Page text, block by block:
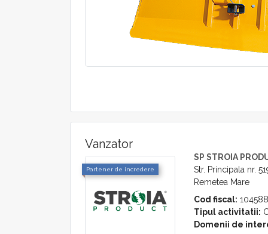
Vanzator
Partener de incredere
SP STROIA
Str. Principala nr.
Remetea Mare
Cod fiscal:
Tipul activitatii:
Domenii de